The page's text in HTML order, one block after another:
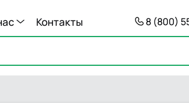
Контакты 8 (800)